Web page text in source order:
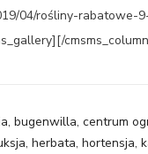
04/rośliny-rabatowe-
, bugenwilla, centrum
, herbata, hortensja,